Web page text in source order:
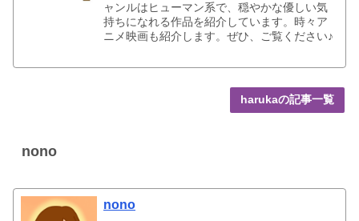
ャンルはヒューマン系で、穏やかな優しい気
持ちになれる作品を紹介しています。時々ア
ニメ映画も紹介します。ぜひ、ご覧ください♪
harukaの記事一覧
nono
nono